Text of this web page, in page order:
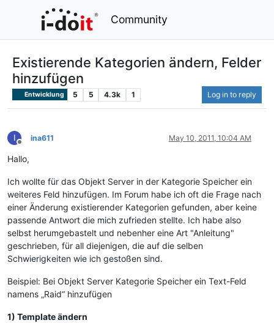
Community
Existierende Kategorien ändern, Felder
hinzufügen
Entwicklung 5 5 4.3k 1 Log in to reply
I
Offline
ina611 May 10, 2011, 10:04 AM
Hallo,
Ich wollte für das Objekt Server in der Kategorie Speicher ein
weiteres Feld hinzufügen. Im Forum habe ich oft die Frage nach
einer Änderung existierender Kategorien gefunden, aber keine
passende Antwort die mich zufrieden stellte. Ich habe also
selbst herumgebastelt und nebenher eine Art "Anleitung"
geschrieben, für all diejenigen, die auf die selben
Schwierigkeiten wie ich gestoßen sind.
Beispiel: Bei Objekt Server Kategorie Speicher ein Text-Feld
namens „Raid“ hinzufügen
1) Template ändern